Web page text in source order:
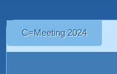
C=Meeting 2024